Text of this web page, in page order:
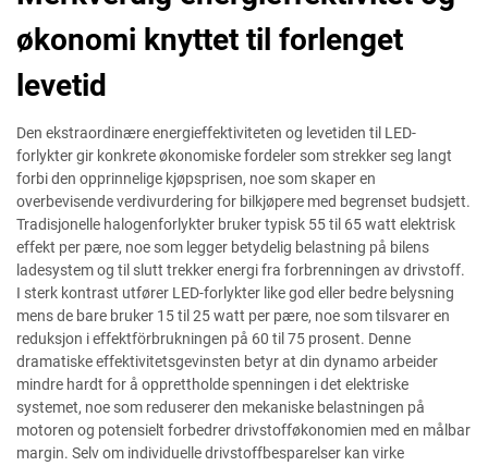
økonomi knyttet til forlenget
levetid
Den ekstraordinære energieffektiviteten og levetiden til LED-
forlykter gir konkrete økonomiske fordeler som strekker seg langt
forbi den opprinnelige kjøpsprisen, noe som skaper en
overbevisende verdivurdering for bilkjøpere med begrenset budsjett.
Tradisjonelle halogenforlykter bruker typisk 55 til 65 watt elektrisk
effekt per pære, noe som legger betydelig belastning på bilens
ladesystem og til slutt trekker energi fra forbrenningen av drivstoff.
I sterk kontrast utfører LED-forlykter like god eller bedre belysning
mens de bare bruker 15 til 25 watt per pære, noe som tilsvarer en
reduksjon i effektförbrukningen på 60 til 75 prosent. Denne
dramatiske effektivitetsgevinsten betyr at din dynamo arbeider
mindre hardt for å opprettholde spenningen i det elektriske
systemet, noe som reduserer den mekaniske belastningen på
motoren og potensielt forbedrer drivstofføkonomien med en målbar
margin. Selv om individuelle drivstoffbesparelser kan virke